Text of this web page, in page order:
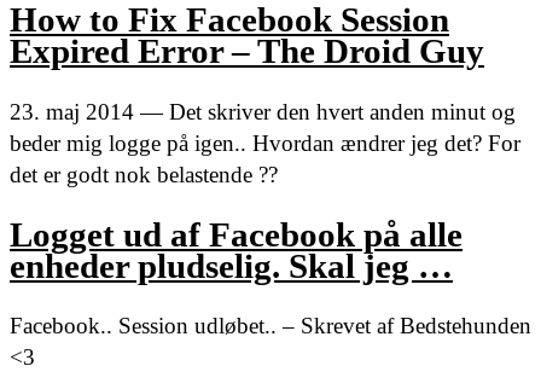
How to Fix Facebook Session
Expired Error – The Droid Guy
23. maj 2014 — Det skriver den hvert anden minut og
beder mig logge på igen.. Hvordan ændrer jeg det? For
det er godt nok belastende ??
Logget ud af Facebook på alle
enheder pludselig. Skal jeg …
Facebook.. Session udløbet.. – Skrevet af Bedstehunden
<3